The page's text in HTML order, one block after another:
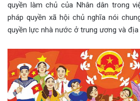
quyền làm chủ của Nhân dân trong
pháp quyền xã hội chủ nghĩa nói
quyền lực nhà nước ở trung ương và địa